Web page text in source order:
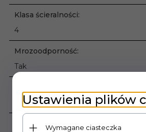
Klasa ścieralności:
4
Mrozoodporność:
Tak
Rodzaj powierzchni:
Ustawienia plików
Wymagane ciasteczka